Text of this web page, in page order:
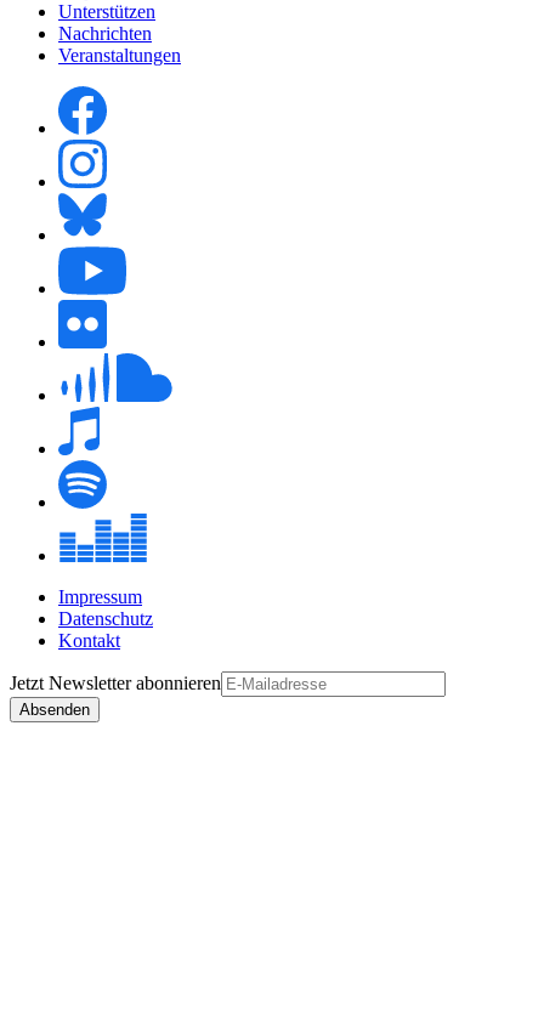
Unterstützen
Nachrichten
Veranstaltungen
Impressum
Datenschutz
Kontakt
Jetzt Newsletterabonnieren
Absenden